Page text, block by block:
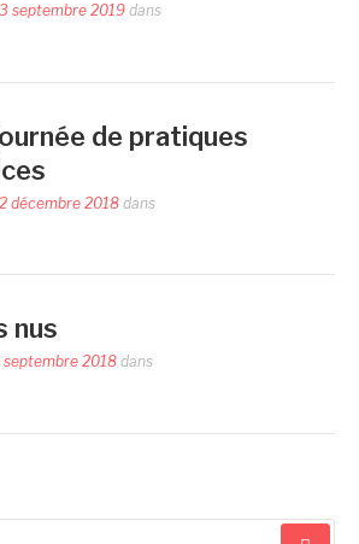
septembre 2019 dans
de pratiques
décembre 2018 dans
nus
septembre 2018 dans